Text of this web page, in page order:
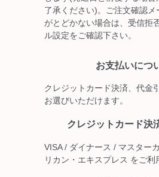
了承ください)。ご注文確認
がとどかない場合は、受信拒
ル設定をご確認下さい。
お支払いにつ
クレジットカード決済、代金
お選びいただけます。
クレジットカード決
VISA / ダイナース / マスター
リカン・エキスプレス をご利